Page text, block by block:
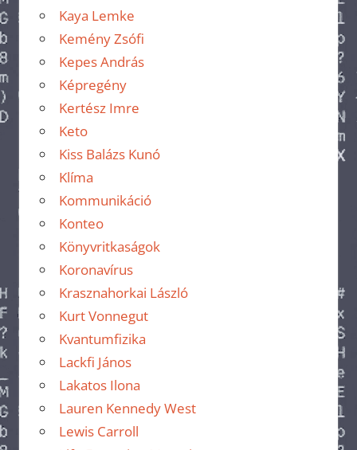
Kaya Lemke
Kemény Zsófi
Kepes András
Képregény
Kertész Imre
Keto
Kiss Balázs Kunó
Klíma
Kommunikáció
Konteo
Könyvritkaságok
Koronavírus
Krasznahorkai László
Kurt Vonnegut
Kvantumfizika
Lackfi János
Lakatos Ilona
Lauren Kennedy West
Lewis Carroll